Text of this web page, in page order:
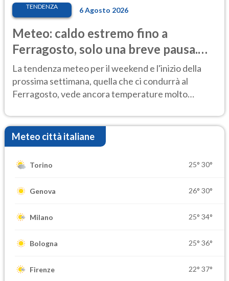
TENDENZA 6 Agosto 2026
Meteo: caldo estremo fino a
Ferragosto, solo una breve pausa.
Ecco dove
La tendenza meteo per il weekend e l'inizio della
prossima settimana, quella che ci condurrà al
Ferragosto, vede ancora temperature molto
Meteo città italiane
Torino 25° 30°
Genova 26° 30°
Milano 25° 34°
Bologna 25° 36°
Firenze 22° 37°